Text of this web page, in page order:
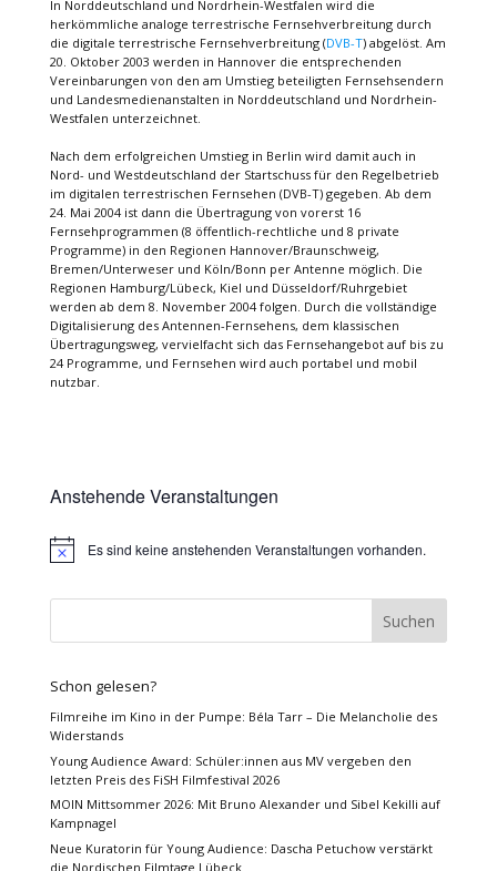
In Norddeutschland und Nordrhein-Westfalen wird die
herkömmliche analoge terrestrische Fernsehverbreitung durch
die digitale terrestrische Fernsehverbreitung (DVB-T) abgelöst. Am
20. Oktober 2003 werden in Hannover die entsprechenden
Vereinbarungen von den am Umstieg beteiligten Fernsehsendern
und Landesmedienanstalten in Norddeutschland und Nordrhein-
Westfalen unterzeichnet.
Nach dem erfolgreichen Umstieg in Berlin wird damit auch in
Nord- und Westdeutschland der Startschuss für den Regelbetrieb
im digitalen terrestrischen Fernsehen (DVB-T) gegeben. Ab dem
24. Mai 2004 ist dann die Übertragung von vorerst 16
Fernsehprogrammen (8 öffentlich-rechtliche und 8 private
Programme) in den Regionen Hannover/Braunschweig,
Bremen/Unterweser und Köln/Bonn per Antenne möglich. Die
Regionen Hamburg/Lübeck, Kiel und Düsseldorf/Ruhrgebiet
werden ab dem 8. November 2004 folgen. Durch die vollständige
Digitalisierung des Antennen-Fernsehens, dem klassischen
Übertragungsweg, vervielfacht sich das Fernsehangebot auf bis zu
24 Programme, und Fernsehen wird auch portabel und mobil
nutzbar.
Anstehende Veranstaltungen
HinweisEs sind keine anstehenden Veranstaltungen vorhanden.
Schon gelesen?
Filmreihe im Kino in der Pumpe: Béla Tarr – Die Melancholie des
Widerstands
Young Audience Award: Schüler:innen aus MV vergeben den
letzten Preis des FiSH Filmfestival 2026
MOIN Mittsommer 2026: Mit Bruno Alexander und Sibel Kekilli auf
Kampnagel
Neue Kuratorin für Young Audience: Dascha Petuchow verstärkt
die Nordischen Filmtage Lübeck